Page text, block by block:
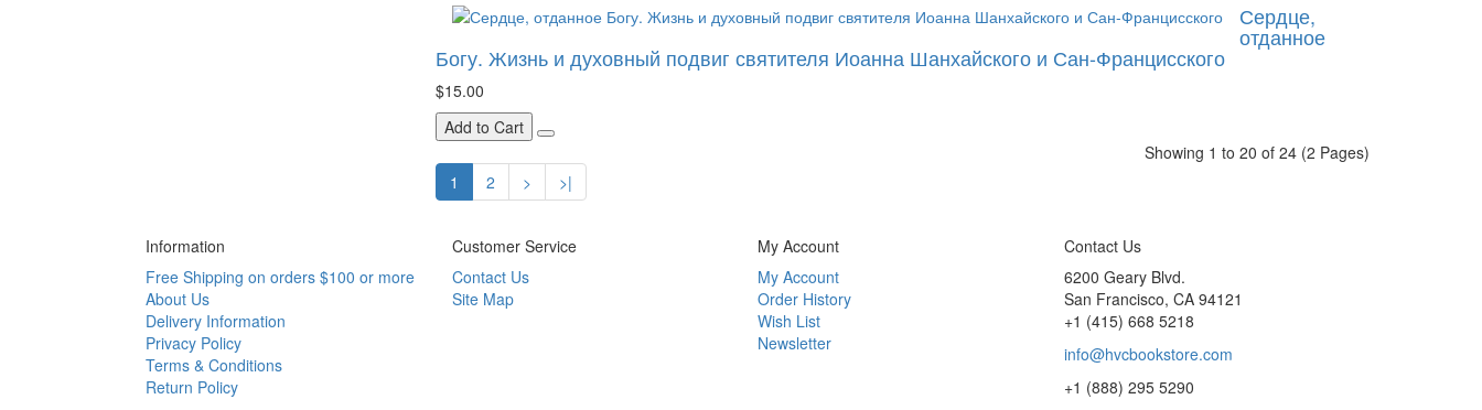
Сердце,
отданное
Богу. Жизнь и духовный подвиг святителя Иоанна Шанхайского и Сан-Францисского
$15.00
Add to Cart
1 2 > >|
Showing 1 to 20 of 24 (2 Pages)
Information
Free Shipping on orders $100 or more
About Us
Delivery Information
Privacy Policy
Terms & Conditions
Return Policy
Customer Service
Contact Us
Site Map
My Account
My Account
Order History
Wish List
Newsletter
Contact Us
6200 Geary Blvd.
San Francisco, CA 94121
+1 (415) 668 5218
info@hvcbookstore.com
+1 (888) 295 5290